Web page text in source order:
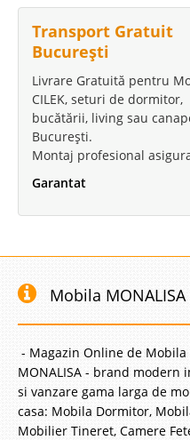
Cuptor
presetate), dezghetare, aer fortat
Pret
Stoc
Transport Gratuit
București
Livrare Gratuită pentru
CILEK, seturi de dormitor,
bucătării, living sau
București.
Montaj profesional
Garantat
Mobila MONALISA
- Magazin Online de
MONALISA - brand modern
si vanzare gama larga de
casa: Mobila Dormitor,
Mobilier Tineret, Camere